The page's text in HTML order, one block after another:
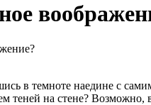
в темноте наедине с
на стене? Возможно,